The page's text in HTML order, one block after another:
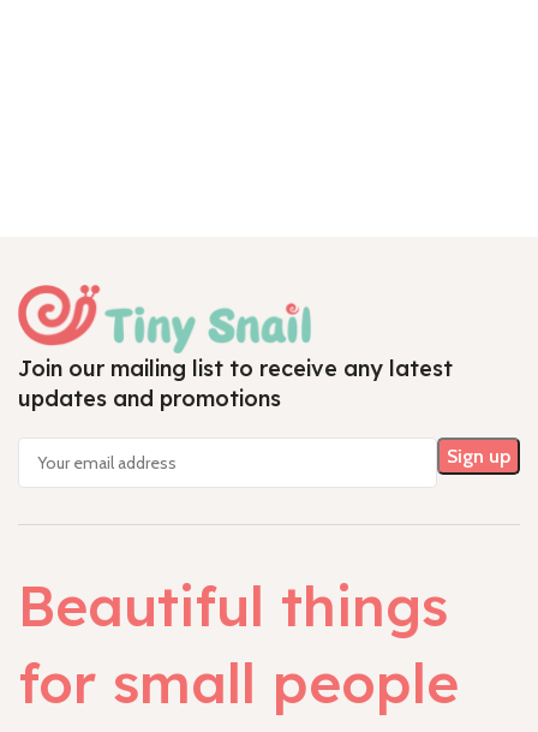
Join our mailing list to receive any latest
updates and promotions
Beautiful things
for small people